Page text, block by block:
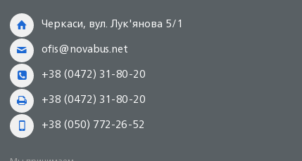
Черкаси, вул. Лук'янова 5/1
ofis@novabus.net
+38 (0472) 31-80-20
+38 (0472) 31-80-20
+38 (050) 772-26-52